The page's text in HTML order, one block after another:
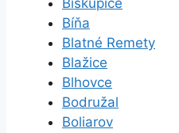
Biskupice
Bíňa
Blatné Remety
Blažice
Blhovce
Bodružal
Boliarov